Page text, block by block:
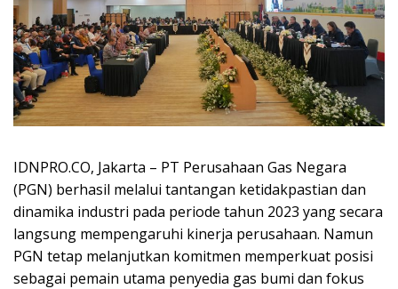
IDNPRO.CO, Jakarta – PT Perusahaan Gas Negara
(PGN) berhasil melalui tantangan ketidakpastian dan
dinamika industri pada periode tahun 2023 yang secara
langsung mempengaruhi kinerja perusahaan. Namun
PGN tetap melanjutkan komitmen memperkuat posisi
sebagai pemain utama penyedia gas bumi dan fokus